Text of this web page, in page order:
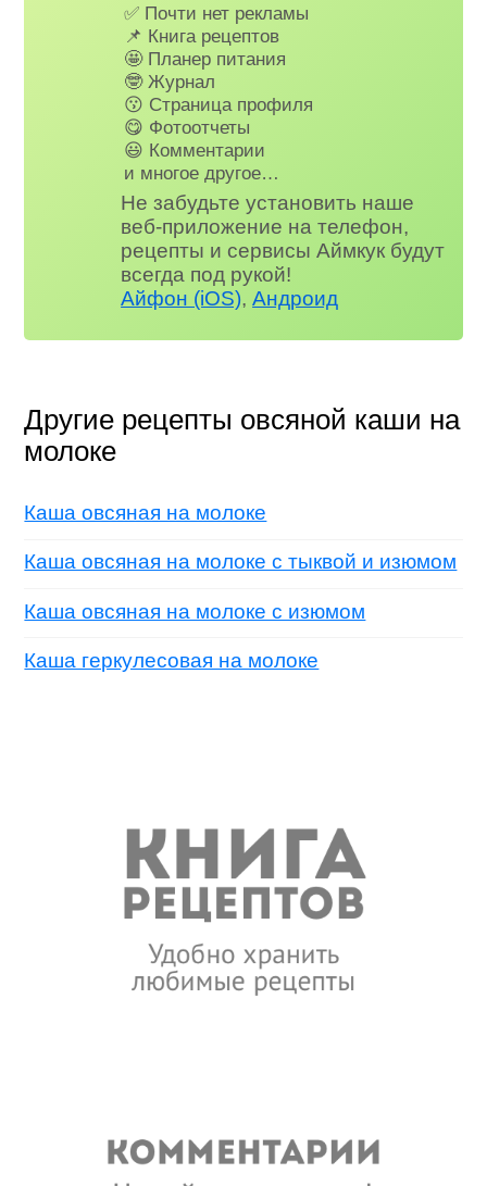
✅ Почти нет рекламы
📌 Книга рецептов
🤩 Планер питания
🤓 Журнал
😗 Страница профиля
😋 Фотоотчеты
😃 Комментарии
и многое другое…
Не забудьте установить наше
веб-приложение на телефон,
рецепты и сервисы Аймкук будут
всегда под рукой!
Айфон (iOS),Андроид
Другие рецепты овсяной каши на
молоке
Каша овсяная на молоке
Каша овсяная на молоке с тыквой и изюмом
Каша овсяная на молоке с изюмом
Каша геркулесовая на молоке